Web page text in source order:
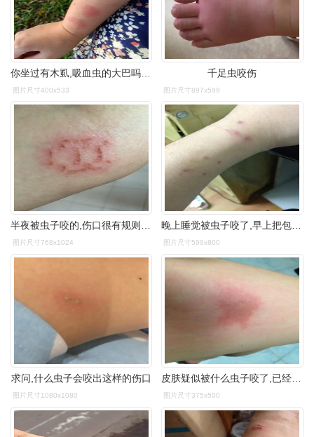
图片尺寸400x533
千足虫咬伤
图片尺寸897x599
半夜被虫子咬的,伤口很有规则,一碰就疼,不知是什么虫子?
图片尺寸768x1024
晚上睡觉被虫子咬了,早上把包抓破了.很疼,不流血,流水.
图片尺寸599x800
求问,什么虫子会咬出这样的伤口
图片尺寸1080x1080 图片尺寸375x500